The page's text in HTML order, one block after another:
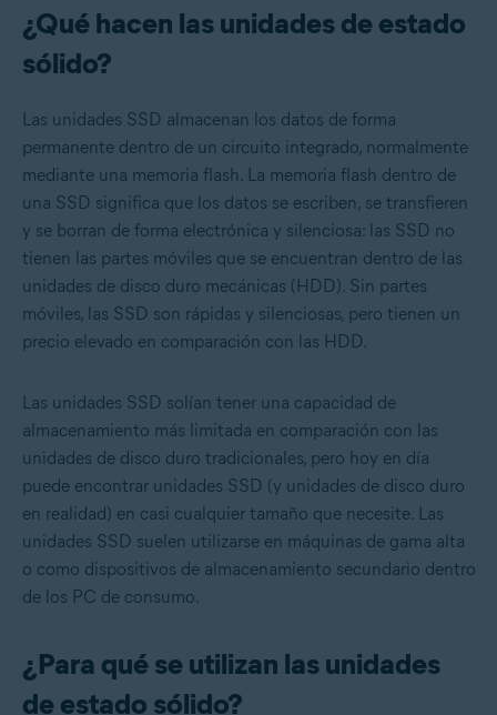
¿Qué hacen las unidades de estado
sólido?
Las unidades SSD almacenan los datos de forma
permanente dentro de un circuito integrado, normalmente
mediante una memoria flash. La memoria flash dentro de
una SSD significa que los datos se escriben, se transfieren
y se borran de forma electrónica y silenciosa: las SSD no
tienen las partes móviles que se encuentran dentro de las
unidades de disco duro mecánicas (HDD). Sin partes
móviles, las SSD son rápidas y silenciosas, pero tienen un
precio elevado en comparación con las HDD.
Las unidades SSD solían tener una capacidad de
almacenamiento más limitada en comparación con las
unidades de disco duro tradicionales, pero hoy en día
puede encontrar unidades SSD (y unidades de disco duro
en realidad) en casi cualquier tamaño que necesite. Las
unidades SSD suelen utilizarse en máquinas de gama alta
o como dispositivos de almacenamiento secundario dentro
de los PC de consumo.
¿Para qué se utilizan las unidades
de estado sólido?